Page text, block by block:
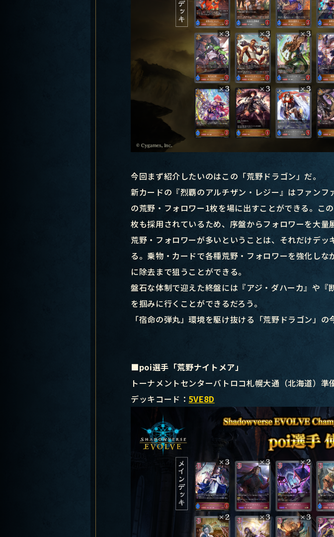
今回まず紹介したいのはこの「荒野ドラゴン」だ。
新カードの『烈覇のアルチザン・レジー』はファン
の荒野・フォロワー1枚を場に出すことができる。こ
枚も採用されているため、序盤からフォロワーを大量
荒野・フォロワーが多いということは、それだけデ
る。乗物・カードで各種荒野・フォロワーを強化し
に除去まで狙うことができる。
盤石な体制で迎えた終盤には『アジ・ダハーカ』や
を掴みに行くことができるだろう。
「宿命の弾丸」環境を駆け抜ける「荒野ドラゴン」の
■poi選手「荒野ナイトメア」
トーナメントセンターバトロコ札幌大通（北海道）準
デッキコード： 5VE8D